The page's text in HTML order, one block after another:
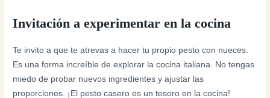
Invitación a experimentar en la cocina
Te invito a que te atrevas a hacer tu propio pesto con nueces.
Es una forma increíble de explorar la cocina italiana. No tengas
miedo de probar nuevos ingredientes y ajustar las
proporciones. ¡El pesto casero es un tesoro en la cocina!